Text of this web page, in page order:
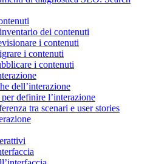
dei contenuti
i contenuti
i contenuti
i contenuti
dell’interazione
definire l’interazione
tra scenari e user stories